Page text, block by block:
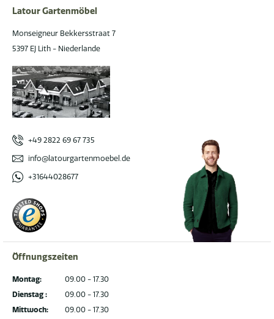
Latour Gartenmöbel
Monseigneur Bekkersstraat 7
5397 EJ Lith - Niederlande
+49 2822 69 67 735
info@latourgartenmoebel.de
+31644028677
Öffnungszeiten
Montag:
Dienstag :
Mittwoch:
09.00 - 17.30
09.00 - 17.30
09.00 - 17.30